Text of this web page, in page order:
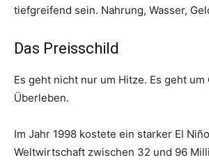
tiefgreifend sein. Nahrung, Wasser,
Das Preisschild
Es geht nicht nur um Hitze. Es geht um
Überleben.
Im Jahr 1998 kostete ein starker El
Weltwirtschaft zwischen 32 und 96